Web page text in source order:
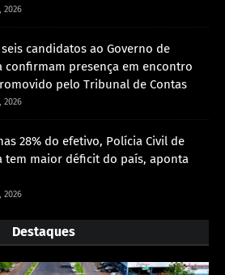
2026
candidatos ao Governo de
confirmam presença em encontro
pelo Tribunal de Contas
2026
28% do efetivo, Polícia Civil de
tem maior déficit do país, aponta
2026
Destaques